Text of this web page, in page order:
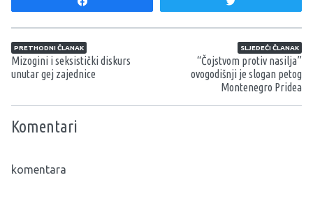
Navigacija članaka
PRETHODNI ČLANAK
Mizogini i seksistički diskurs
unutar gej zajednice
SLJEDEĆI ČLANAK
“Čojstvom protiv nasilja”
ovogodišnji je slogan petog
Montenegro Pridea
Komentari
komentara